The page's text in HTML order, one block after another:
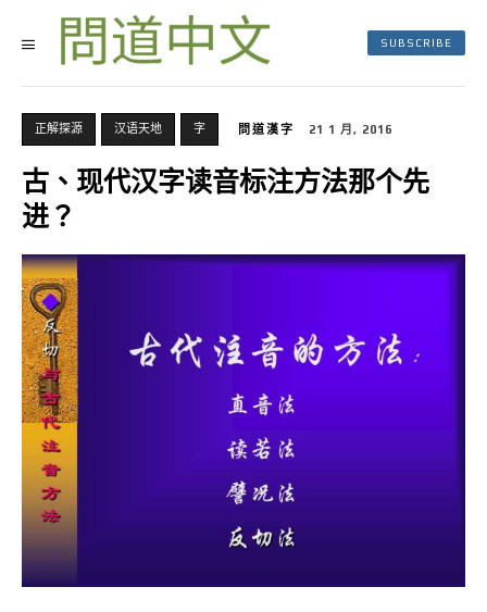
SUBSCRIBE
正解探源 汉语天地 字 問道漢字 21 1 月, 2016
古、现代汉字读音标注方法那个先
进？